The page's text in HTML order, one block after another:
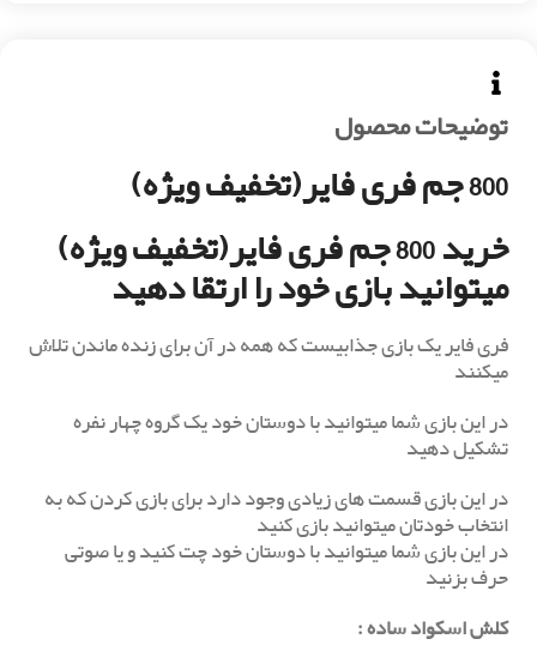
توضیحات محصول
800جم فری فایر(تخفیف ویژه)
خرید 800 جم فری فایر(تخفیف ویژه)
میتوانید بازی خود را ارتقا دهید
فری فایر یک بازی جذابیست که همه در آن برای زنده ماندن تلاش
میکنند
در این بازی شما میتوانید با دوستان خود یک گروه چهار نفره
تشکیل دهید
در این بازی قسمت های زیادی وجود دارد برای بازی کردن که به
انتخاب خودتان میتوانید بازی کنید
در این بازی شما میتوانید با دوستان خود چت کنید و یا صوتی
حرف بزنید
کلش اسکواد ساده: